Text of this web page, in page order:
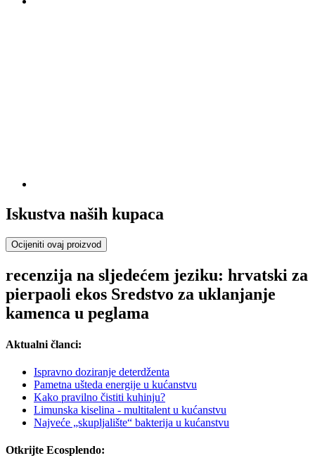
Iskustva naših kupaca
Ocijeniti ovaj proizvod
recenzija na sljedećem jeziku: hrvatski za
pierpaoli ekos Sredstvo za uklanjanje
kamenca u peglama
Aktualni članci:
Ispravno doziranje deterdženta
Pametna ušteda energije u kućanstvu
Kako pravilno čistiti kuhinju?
Limunska kiselina - multitalent u kućanstvu
Najveće „skupljalište“ bakterija u kućanstvu
Otkrijte Ecosplendo: